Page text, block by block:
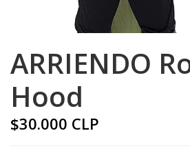
ARRIENDO
Hood
$30.000 CLP